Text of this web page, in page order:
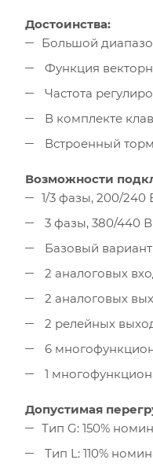
Достоинства:
Большой
Функция
Частота
В комплекте
Встроенный
Возможности
1/3 фазы, 200/240
3 фазы, 380/440
Базовый
2 аналоговых
2 аналоговых
2 релейных
6
1
Допустимая
Тип G: 150%
Тип L: 110%